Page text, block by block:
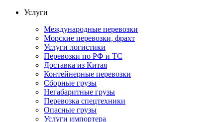
Услуги
Международные перевозки
Морские перевозки, фрахт
Услуги логистики
Перевозки по РФ и ТС
Доставка из Китая
Контейнерные перевозки
Сборные грузы
Негабаритные грузы
Перевозка спецтехники
Опасные грузы
Услуги импортера